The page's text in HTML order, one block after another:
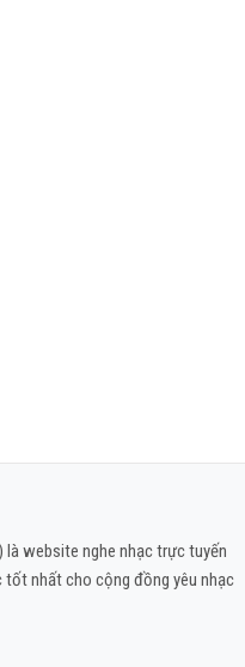
là website nghe nhạc trực tuyến
tốt nhất cho cộng đồng yêu nhạc